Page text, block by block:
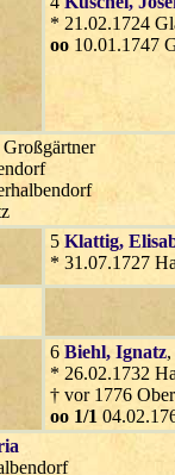
* 21.02.1724
oo 10.01.1747
Großgärtner
5 Klattig,
* 31.07.1727
6 Biehl, Ignatz
* 26.02.1732
† vor 1776
oo 1/1